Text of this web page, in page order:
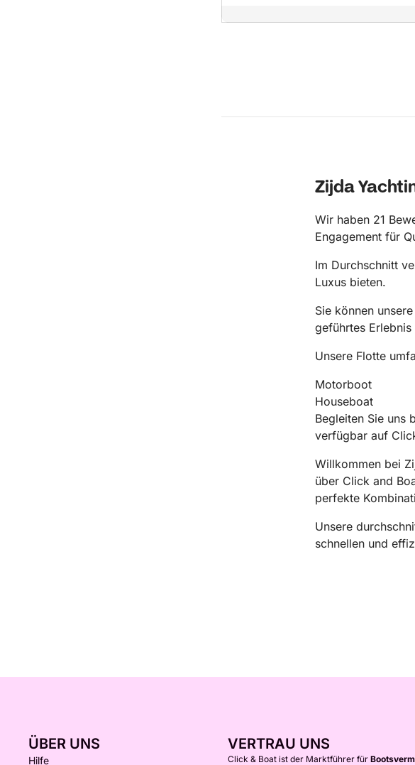
Zijda
Wir haben 21
Engagement für
Im Durchschnitt
Luxus bieten.
Sie können
geführtes Erlebnis
Unsere Flotte
Motorboot
Houseboat
Begleiten Sie uns
verfügbar auf
Willkommen bei
über Click and
perfekte
Unsere
schnellen und
ÜBER UNS
Hilfe
VERTRAU UNS
Click & Boat ist der Marktführer für